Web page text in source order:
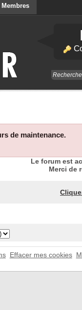
Membres
de maintenance.
Le forum est
Merci de
Effacer mes cookies